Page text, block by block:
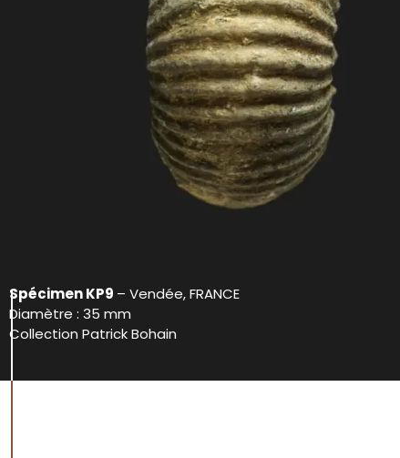
Spécimen KP9 – Vendée, FRANCE
Diamètre : 35 mm
Collection Patrick Bohain